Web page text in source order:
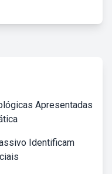
Apresentadas
Identificam